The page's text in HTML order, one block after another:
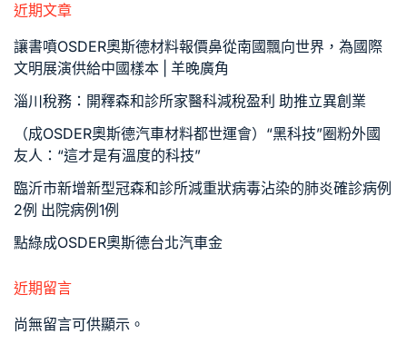
近期文章
讓書噴OSDER奧斯德材料報價鼻從南國飄向世界，為國際
文明展演供給中國樣本 | 羊晚廣角
淄川稅務：開釋森和診所家醫科減稅盈利 助推立異創業
（成OSDER奧斯德汽車材料都世運會）“黑科技”圈粉外國
友人：“這才是有溫度的科技”
臨沂市新增新型冠森和診所減重狀病毒沾染的肺炎確診病例
2例 出院病例1例
點綠成OSDER奧斯德台北汽車金
近期留言
尚無留言可供顯示。